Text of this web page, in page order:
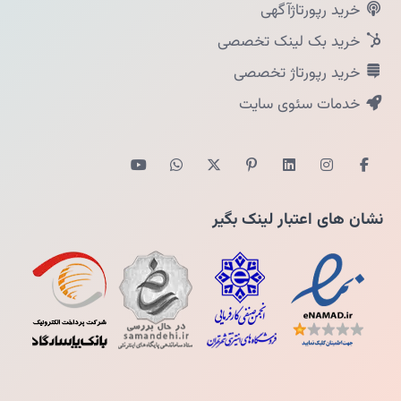
خرید رپورتاژآگهی
خرید بک لینک تخصصی
خرید رپورتاژ تخصصی
خدمات سئوی سایت
نشان های اعتبار لینک بگیر